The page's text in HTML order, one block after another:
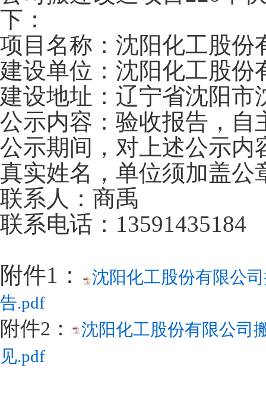
下：
项目名称：沈阳化工股份
建设单位：沈阳化工股份
建设地址：辽宁省沈阳市
公示内容：验收报告，自
公示期间，对上述公示内
真实姓名，单位须加盖公
联系人：商禹
联系电话：13591435184
附件1：
沈阳化工股份有限公
告.pdf
附件2：
沈阳化工股份有限公司
见.pdf